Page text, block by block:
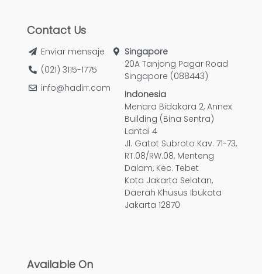
Contact Us
Enviar mensaje
(021) 3115-1775
info@hadirr.com
Singapore
20A Tanjong Pagar Road
Singapore (088443)
Indonesia
Menara Bidakara 2, Annex
Building (Bina Sentra)
Lantai 4
Jl. Gatot Subroto Kav. 71-73,
RT.08/RW.08, Menteng
Dalam, Kec. Tebet
Kota Jakarta Selatan,
Daerah Khusus Ibukota
Jakarta 12870
Available On